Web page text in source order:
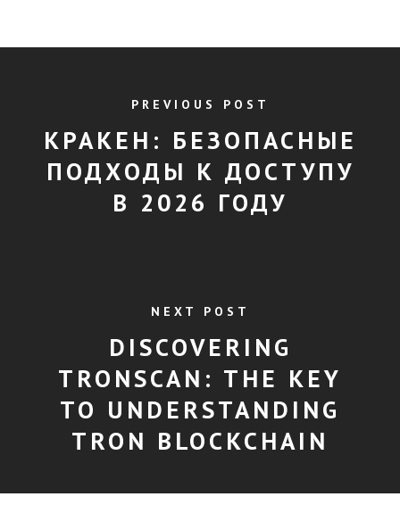
PREVIOUS POST
КРАКЕН: БЕЗОПАСНЫЕ
ПОДХОДЫ К ДОСТУПУ
В 2026 ГОДУ
NEXT POST
DISCOVERING
TRONSCAN: THE KEY
TO UNDERSTANDING
TRON BLOCKCHAIN